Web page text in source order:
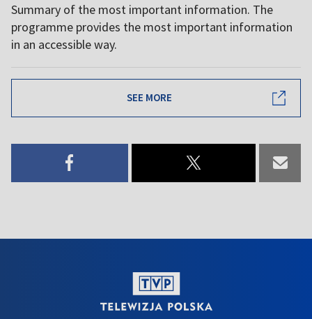
Summary of the most important information. The
programme provides the most important information
in an accessible way.
SEE MORE